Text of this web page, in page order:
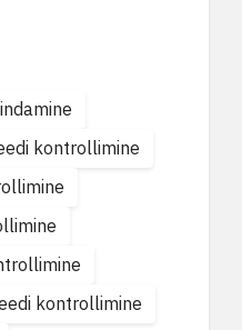
kontrollimine
kontrollimine